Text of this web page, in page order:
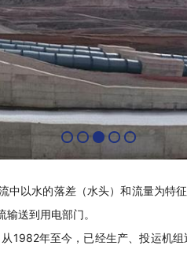
中以水的落差（水头）和流量为特
送到用电部门。
1982年至今，已经生产、投运机